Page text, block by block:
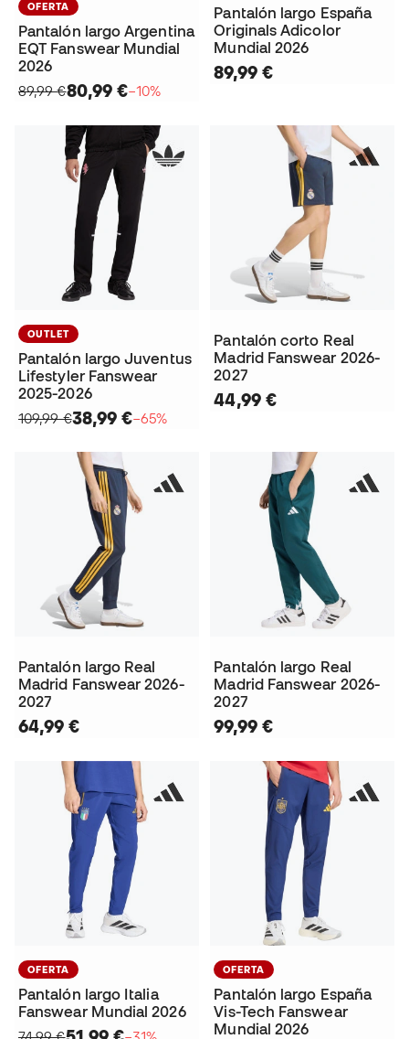
OFERTA
Pantalón largo Argentina
EQT Fanswear Mundial
2026
89,99 €80,99 €−10%
Pantalón largo España
Originals Adicolor
Mundial 2026
89,99 €
OUTLET
Pantalón largo Juventus
Lifestyler Fanswear
2025-2026
109,99 €38,99 €−65%
Pantalón corto Real
Madrid Fanswear 2026-
2027
44,99 €
Pantalón largo Real
Madrid Fanswear 2026-
2027
64,99 €
Pantalón largo Real
Madrid Fanswear 2026-
2027
99,99 €
OFERTA
Pantalón largo Italia
Fanswear Mundial 2026
OFERTA
Pantalón largo España
Vis-Tech Fanswear
Mundial 2026